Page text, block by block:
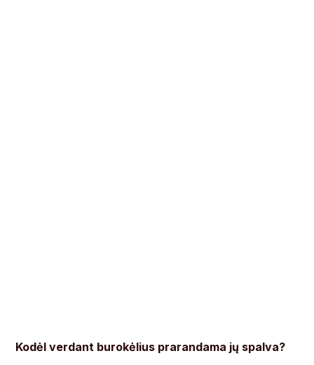
Kodėl verdant burokėlius prarandama jų spalva?